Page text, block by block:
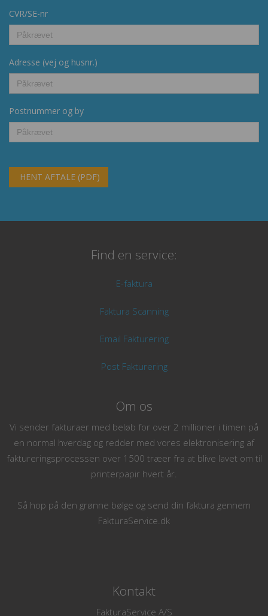
CVR/SE-nr
Adresse (vej og husnr.)
Postnummer og by
HENT AFTALE (PDF)
Find en service:
E-faktura
Faktura Scanning
Email Fakturering
Post Fakturering
Om os
Vi sender fakturaer med beløb for over 2 millioner i timen på
en normal hverdag og redder med vores elektronisering af
faktureringsprocessen over 1500 træer fra at blive lavet om til
printerpapir hvert år.
Så hop på den grønne bølge og send din faktura gennem
FakturaService.dk
Kontakt
FakturaService A/S